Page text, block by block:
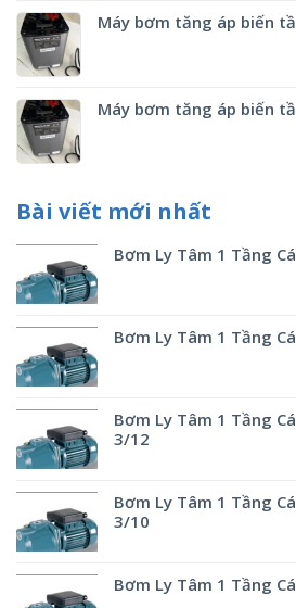
Máy bơm tăng áp biến
Máy bơm tăng áp biến
Bài viết mới nhất
Bơm Ly Tâm 1 Tầng
Bơm Ly Tâm 1 Tầng
Bơm Ly Tâm 1 Tầng
3/12
Bơm Ly Tâm 1 Tầng
3/10
Bơm Ly Tâm 1 Tầng